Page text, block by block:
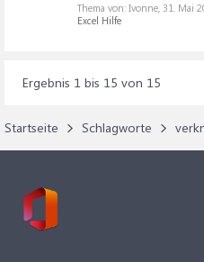
Thema von: Ivonne, 31. Mai
Excel Hilfe
Ergebnis 1 bis 15 von 15
Startseite Schlagworte